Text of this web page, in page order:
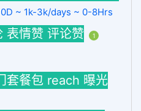
~ 1k-3k/days ~ 0-8Hrs
表情赞 评论赞 1
套餐包 reach 曝光